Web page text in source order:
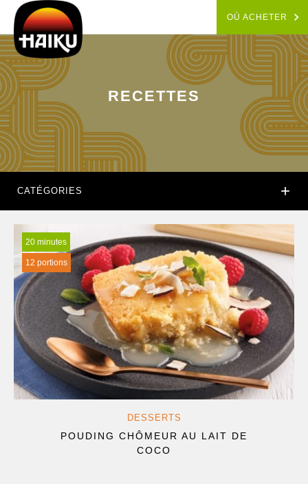
OÙ ACHETER
RECETTES
CATÉGORIES +
20 minutes
12 portions
DESSERTS
POUDING CHÔMEUR AU LAIT DE
COCO